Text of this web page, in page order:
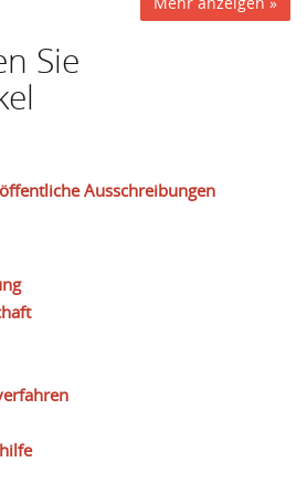
Sie
Ausschreibungen